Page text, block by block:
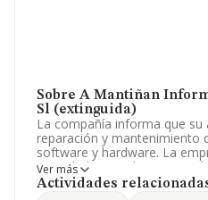
Sobre A Mantiñan
Sl (extinguida)
La compañía informa que su
reparación y mantenimiento
software y hardware. La
Sociedad Limitada. La
corresponde a 'Comercio al
Ver más
Actividades